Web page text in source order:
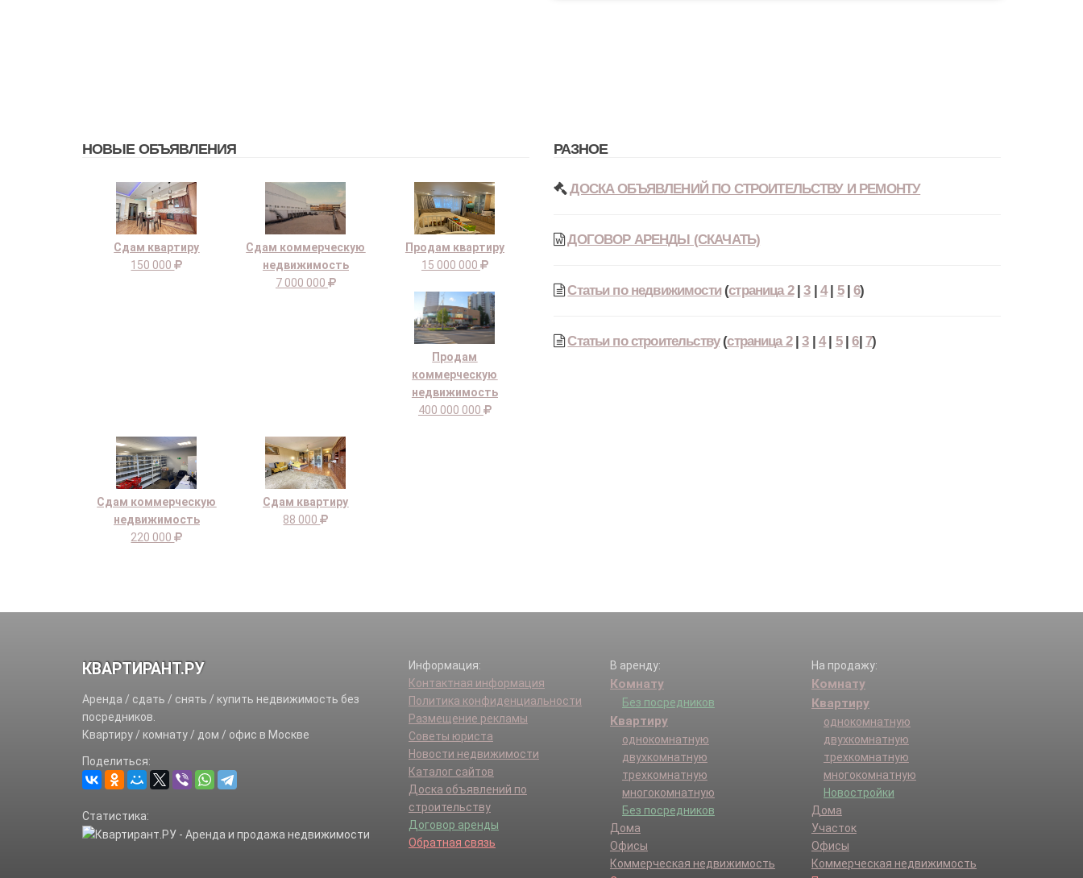
НОВЫЕ ОБЪЯВЛЕНИЯ
Сдам квартиру
150 000
Сдам коммерческую
недвижимость
7 000 000
Продам квартиру
15 000 000
Продам
коммерческую
недвижимость
400 000 000
Сдам коммерческую
недвижимость
220 000
Сдам квартиру
88 000
РАЗНОЕ
ДОСКА ОБЪЯВЛЕНИЙ ПО СТРОИТЕЛЬСТВУ И РЕМОНТУ
ДОГОВОР АРЕНДЫ (СКАЧАТЬ)
Статьи по недвижимости(страница 2|3| 4| 5|6)
Статьи по строительству(страница 2|3|4| 5|6| 7)
КВАРТИРАНТ.РУ
Аренда / сдать / снять / купить недвижимость без
посредников.
Квартиру / комнату / дом / офис в Москве
Поделиться:
Статистика:
Информация:
Контактная информация
Политика конфиденциальности
Размещение рекламы
Советы юриста
Новости недвижимости
Каталог сайтов
Доска объявлений по
строительству
Договор аренды
Обратная связь
В аренду:
Комнату
Без посредников
Квартиру
однокомнатную
двухкомнатную
трехкомнатную
многокомнатную
Без посредников
Дома
Офисы
Коммерческая недвижимость
На продажу:
Комнату
Квартиру
однокомнатную
двухкомнатную
трехкомнатную
многокомнатную
Новостройки
Дома
Участок
Офисы
Коммерческая недвижимость